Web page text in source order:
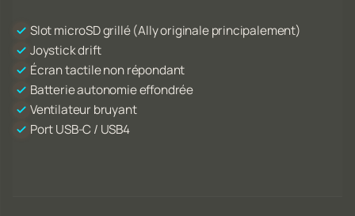
Slot microSD grillé (Ally originale principalement)
Joystick drift
Écran tactile non répondant
Batterie autonomie effondrée
Ventilateur bruyant
Port USB-C / USB4